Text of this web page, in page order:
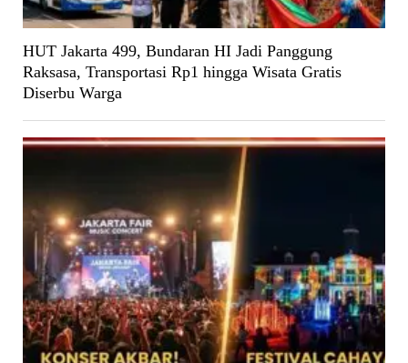
HUT Jakarta 499, Bundaran HI Jadi Panggung
Raksasa, Transportasi Rp1 hingga Wisata Gratis
Diserbu Warga